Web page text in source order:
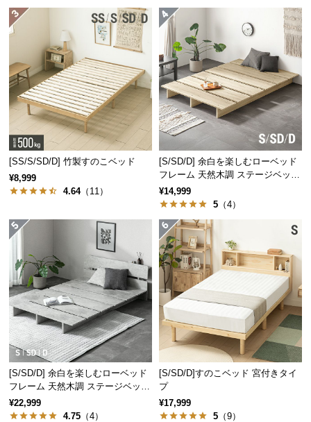
に
会
員
規
約
に
い
様
サ
ポ
ー
ト
お
知
[SS/S/SD/D] 竹製すのこベッド
¥8,999
4.64（11）
[S/SD/D] 余白を楽しむローベッド
フレーム 天然木調 ステージベッド
ロボット掃除機対応
¥14,999
5 （4）
[S/SD/D] 余白を楽しむローベッド
フレーム 天然木調 ステージベッド
2口コンセントタイプ
¥22,999
4.75 （4）
[S/SD/D]すのこベッド 宮付きタイ
プ
¥17,999
5 （9）